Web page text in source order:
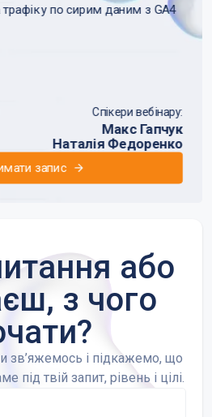
по сирим даним з GA4
Спікери вебінару:
Макс Гапчук
Наталія Федоренко
запис
в GA4. Якщо ти пробував його
даних експорту GA4 до Google
що способів існує багато, а
20
$
14
$
запис
або
з чого
і підкажемо, що
під твій запит, рівень і цілі.